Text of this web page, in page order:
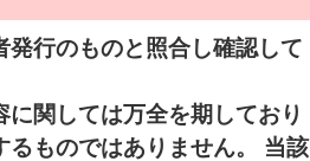
行のものと照合し確認して
関しては万全を期しており
るものではありません。 当該